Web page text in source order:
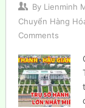
By Lienminh
Chuyển Hàng
Comments